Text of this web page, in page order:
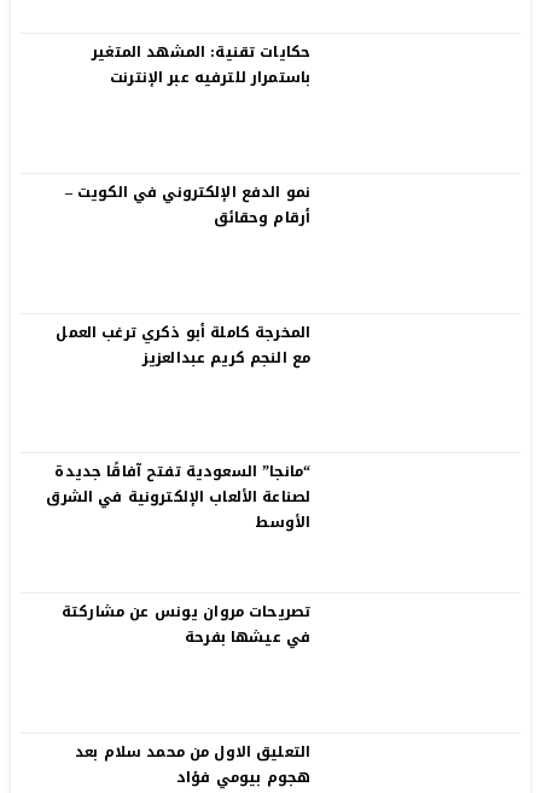
حكايات تقنية: المشهد المتغير
باستمرار للترفيه عبر الإنترنت
نمو الدفع الإلكتروني في الكويت –
أرقام وحقائق
المخرجة كاملة أبو ذكري ترغب العمل
مع النجم كريم عبدالعزيز
“مانجا” السعودية تفتح آفاقًا جديدة
لصناعة الألعاب الإلكترونية في الشرق
الأوسط
تصريحات مروان يونس عن مشاركتة
في عيشها بفرحة
التعليق الاول من محمد سلام بعد
هجوم بيومي فؤاد